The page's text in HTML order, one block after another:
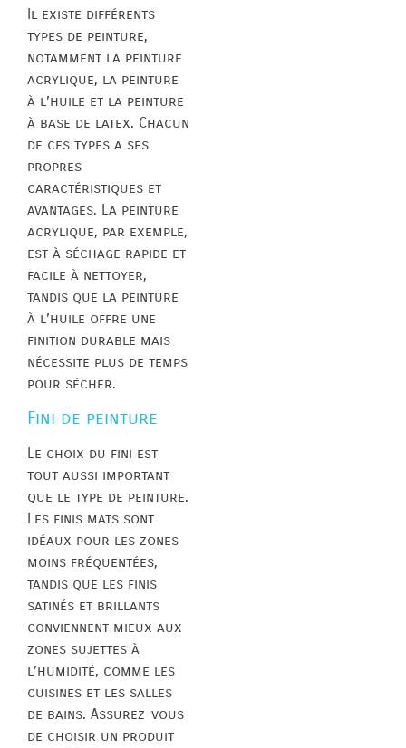
Il existe différents
types de peinture,
notamment la peinture
acrylique, la peinture
à l’huile et la peinture
à base de latex. Chacun
de ces types a ses
propres
caractéristiques et
avantages. La peinture
acrylique, par exemple,
est à séchage rapide et
facile à nettoyer,
tandis que la peinture
à l’huile offre une
finition durable mais
nécessite plus de temps
pour sécher.
Fini de peinture
Le choix du fini est
tout aussi important
que le type de peinture.
Les finis mats sont
idéaux pour les zones
moins fréquentées,
tandis que les finis
satinés et brillants
conviennent mieux aux
zones sujettes à
l’humidité, comme les
cuisines et les salles
de bains. Assurez-vous
de choisir un produit